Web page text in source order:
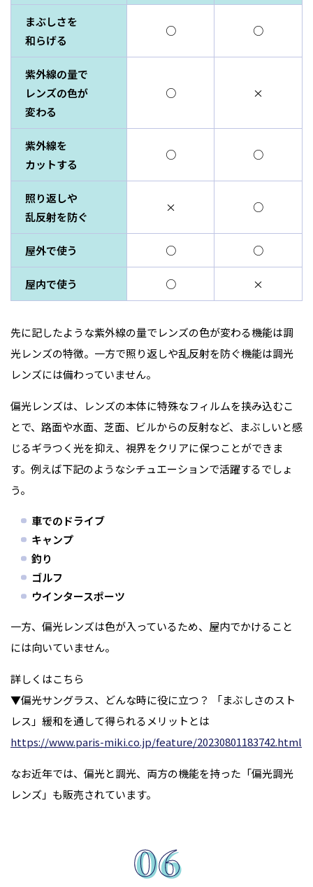
まぶしさを
和らげる
○ ○
紫外線の量で
レンズの色が
変わる
○ ×
紫外線を
カットする
○ ○
照り返しや
乱反射を防ぐ
× ○
屋外で使う ○ ○
屋内で使う ○ ×
先に記したような紫外線の量でレンズの色が変わる機能は調
光レンズの特徴。一方で照り返しや乱反射を防ぐ機能は調光
レンズには備わっていません。
偏光レンズは、レンズの本体に特殊なフィルムを挟み込むこ
とで、路面や水面、芝面、ビルからの反射など、まぶしいと感
じるギラつく光を抑え、視界をクリアに保つことができま
す。例えば下記のようなシチュエーションで活躍するでしょ
う。
車でのドライブ
キャンプ
釣り
ゴルフ
ウインタースポーツ
一方、偏光レンズは色が入っているため、屋内でかけること
には向いていません。
詳しくはこちら
▼偏光サングラス、どんな時に役に立つ？ 「まぶしさのスト
レス」緩和を通して得られるメリットとは
https://www.paris-miki.co.jp/feature/20230801183742.html
なお近年では、偏光と調光、両方の機能を持った「偏光調光
レンズ」も販売されています。